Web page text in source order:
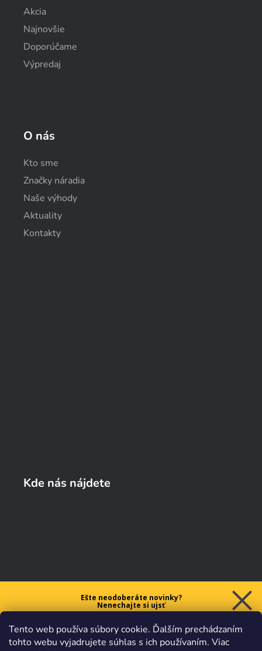
Tento web používa súbory cookie. Ďalším prechádzaním
tohto webu vyjadrujete súhlas s ich používaním. Viac
Akcia
Najnovšie
Doporúčame
Výpredaj
O nás
Kto sme
Značky náradia
Naše výhody
Aktuality
Kontakty
Kde nás nájdete
Ešte neodoberáte novinky?
Nenechajte si ujsť
na prvý nákup nad 40 €.